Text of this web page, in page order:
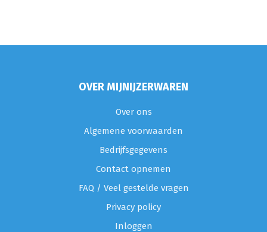
OVER MIJNIJZERWAREN
Over ons
Algemene voorwaarden
Bedrijfsgegevens
Contact opnemen
FAQ / Veel gestelde vragen
Privacy policy
Inloggen